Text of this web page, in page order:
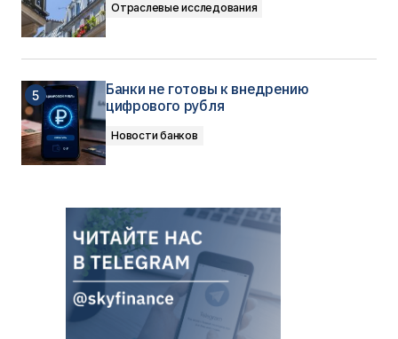
Отраслевые исследования
Банки не готовы к внедрению
цифрового рубля
Новости банков